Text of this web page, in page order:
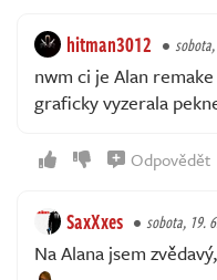
hitman3012
nwm ci je Alan
graficky vyzerala
Odpovědět
SaxXxes sobota, 19.
Na Alana jsem